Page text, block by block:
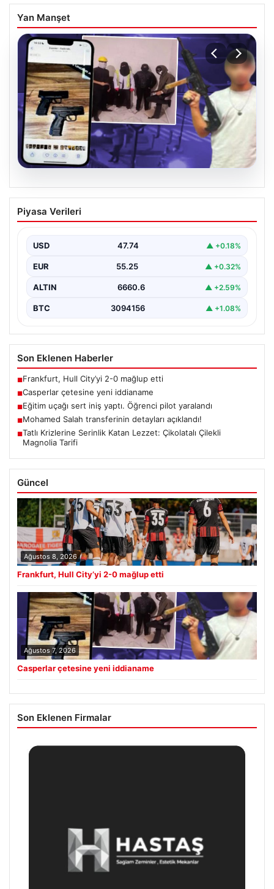
Yan Manşet
07.08.2026
Casperlar çetesine yeni iddianame
Piyasa Verileri
USD 47.74 ▲ +0.18%
EUR 55.25 ▲ +0.32%
ALTIN 6660.6 ▲ +2.59%
BTC 3094156 ▲ +1.08%
Son Eklenen Haberler
■Frankfurt, Hull City’yi 2-0 mağlup etti
■Casperlar çetesine yeni iddianame
■Eğitim uçağı sert iniş yaptı. Öğrenci pilot yaralandı
■Mohamed Salah transferinin detayları açıklandı!
■Tatlı Krizlerine Serinlik Katan Lezzet: Çikolatalı Çilekli
Magnolia Tarifi
Güncel
Ağustos 8, 2026
Frankfurt, Hull City’yi 2-0 mağlup etti
Ağustos 7, 2026
Casperlar çetesine yeni iddianame
Son Eklenen Firmalar